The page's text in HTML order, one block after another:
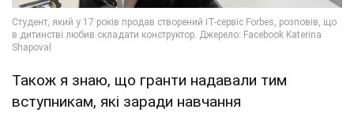
Також я знаю, що гранти надавали тим
вступникам, які заради навчання